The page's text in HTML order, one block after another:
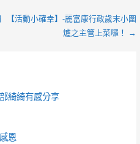
【活動小確幸】-麗富康行政歲末小圍
爐之主管上菜囉！ →
綺綺有感分享
恩